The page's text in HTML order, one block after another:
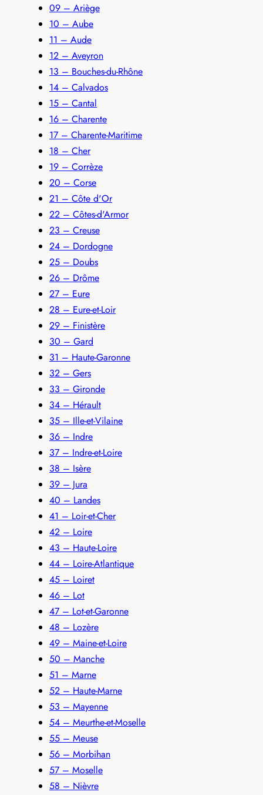
09 – Ariège
10 – Aube
11 – Aude
12 – Aveyron
13 – Bouches-du-Rhône
14 – Calvados
15 – Cantal
16 – Charente
17 – Charente-Maritime
18 – Cher
19 – Corrèze
20 – Corse
21 – Côte d'Or
22 – Côtes-d'Armor
23 – Creuse
24 – Dordogne
25 – Doubs
26 – Drôme
27 – Eure
28 – Eure-et-Loir
29 – Finistère
30 – Gard
31 – Haute-Garonne
32 – Gers
33 – Gironde
34 – Hérault
35 – Ille-et-Vilaine
36 – Indre
37 – Indre-et-Loire
38 – Isère
39 – Jura
40 – Landes
41 – Loir-et-Cher
42 – Loire
43 – Haute-Loire
44 – Loire-Atlantique
45 – Loiret
46 – Lot
47 – Lot-et-Garonne
48 – Lozère
49 – Maine-et-Loire
50 – Manche
51 – Marne
52 – Haute-Marne
53 – Mayenne
54 – Meurthe-et-Moselle
55 – Meuse
56 – Morbihan
57 – Moselle
58 – Nièvre